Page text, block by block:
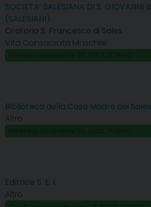
SOCIETA’ SALESIANA DI S. GIOVANNI
(SALESIANI)
Oratorio S. Francesco di Sales
Vita Consacrata Maschile
Biblioteca della Casa Madre dei
Altro
Editrice S. E. I.
Altro